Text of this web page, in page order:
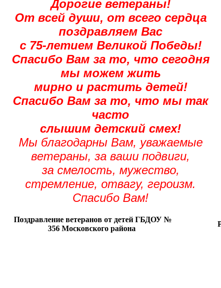
Дорогие ветераны!
От всей души, от всего сердца
поздравляем Вас
с 75-летием Великой Победы!
Спасибо Вам за то, что сегодня
мы можем жить
мирно и растить детей!
Спасибо Вам за то, что мы так
часто
слышим детский смех!
Мы благодарны Вам, уважаемые
ветераны, за ваши подвиги,
за смелость, мужество,
стремление, отвагу, героизм.
Спасибо Вам!
Поздравление ветеранов от детей ГБДОУ №
356 Московского района